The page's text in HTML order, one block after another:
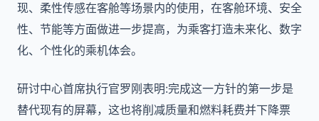
现、柔性传感在客舱等场景内的使用，在客舱环境、安全
性、节能等方面做进一步提高，为乘客打造未来化、数字
化、个性化的乘机体会。
研讨中心首席执行官罗刚表明:完成这一方针的第一步是
替代现有的屏幕，这也将削减质量和燃料耗费并下降票